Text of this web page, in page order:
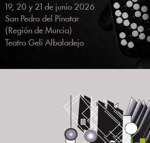
19, 20 y 21 de junio 2026
San Pedro del Pinatar
(Región de Murcia)
Teatro Geli Albaladejo